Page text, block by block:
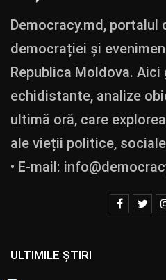
Democracy.md,
democrației și
Republica Moldova.
echidistante, analize
ultimă oră, care
ale vieții politice,
• E-mail:
ULTIMILE ȘTIRI